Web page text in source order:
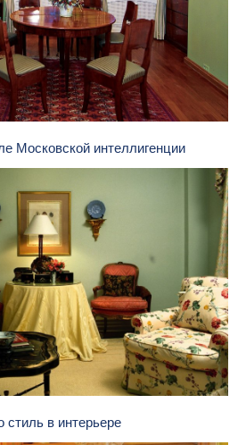
Московской интеллигенции
стиль в интерьере